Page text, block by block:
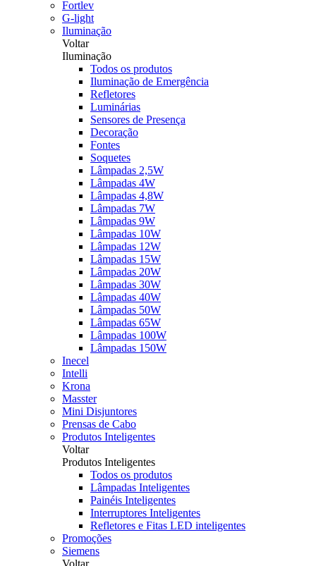
Fortlev
G-light
Iluminação
Voltar
Iluminação
Todos os produtos
Iluminação de Emergência
Refletores
Luminárias
Sensores de Presença
Decoração
Fontes
Soquetes
Lâmpadas 2,5W
Lâmpadas 4W
Lâmpadas 4,8W
Lâmpadas 7W
Lâmpadas 9W
Lâmpadas 10W
Lâmpadas 12W
Lâmpadas 15W
Lâmpadas 20W
Lâmpadas 30W
Lâmpadas 40W
Lâmpadas 50W
Lâmpadas 65W
Lâmpadas 100W
Lâmpadas 150W
Inecel
Intelli
Krona
Masster
Mini Disjuntores
Prensas de Cabo
Produtos Inteligentes
Voltar
Produtos Inteligentes
Todos os produtos
Lâmpadas Inteligentes
Painéis Inteligentes
Interruptores Inteligentes
Refletores e Fitas LED inteligentes
Promoções
Siemens
Voltar